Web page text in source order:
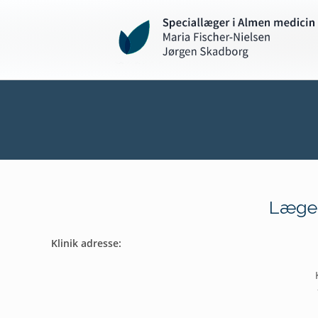
Klinik adresse: